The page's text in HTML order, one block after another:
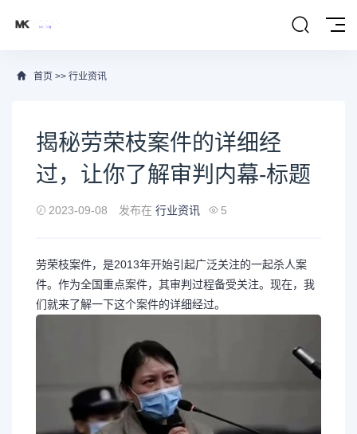
首页 >> 行业资讯
揭秘劳荣枝案件的详细经
过，让你了解审判内幕-标题
2023-09-08 发布在 行业资讯 5
劳荣枝案件，是2013年开始引起广泛关注的一起杀人案
件。作为全国重点案件，其审判过程备受关注。现在，我
们就来了解一下这个案件的详细经过。